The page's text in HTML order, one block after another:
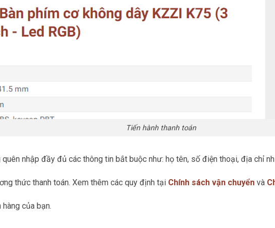
Tiến hành thanh toán
nhập đầy đủ các thông tin bắt buộc như: họ tên, số điện thoại, địa chỉ
thức thanh toán. Xem thêm các quy định tại Chính sách vận chuyển và
của bạn.